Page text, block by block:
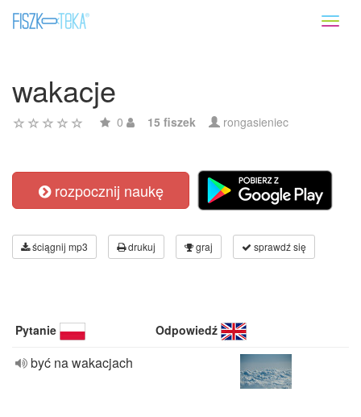
wakacje
0 15 fiszek rongasieniec
rozpocznij naukę
ściągnij mp3 drukuj graj sprawdź się
Pytanie Odpowiedź
być na wakacjach